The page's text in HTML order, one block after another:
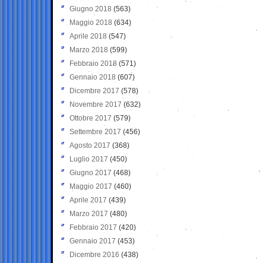
Giugno 2018 (563)
Maggio 2018 (634)
Aprile 2018 (547)
Marzo 2018 (599)
Febbraio 2018 (571)
Gennaio 2018 (607)
Dicembre 2017 (578)
Novembre 2017 (632)
Ottobre 2017 (579)
Settembre 2017 (456)
Agosto 2017 (368)
Luglio 2017 (450)
Giugno 2017 (468)
Maggio 2017 (460)
Aprile 2017 (439)
Marzo 2017 (480)
Febbraio 2017 (420)
Gennaio 2017 (453)
Dicembre 2016 (438)